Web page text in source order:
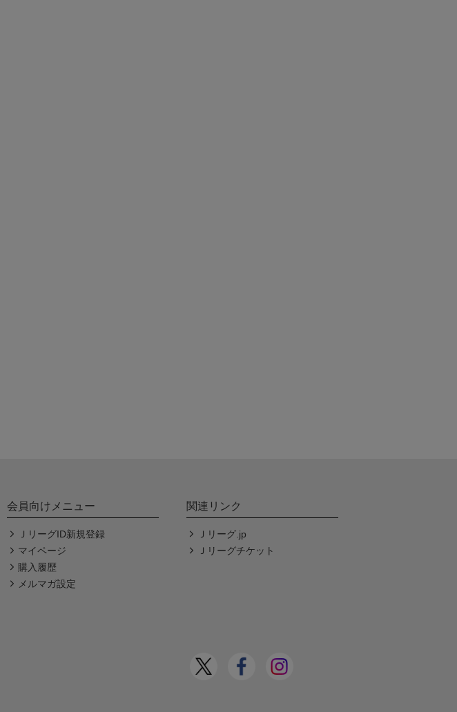
会員向けメニュー
ＪリーグID新規登録
マイページ
購入履歴
メルマガ設定
関連リンク
Ｊリーグ.jp
Ｊリーグチケット